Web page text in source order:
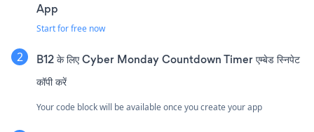
App
Start for free now
B12 के लिए Cyber Monday Countdown Timer एम्बेड स्निपेट
कॉपी करें
Your code block will be available once you create your app